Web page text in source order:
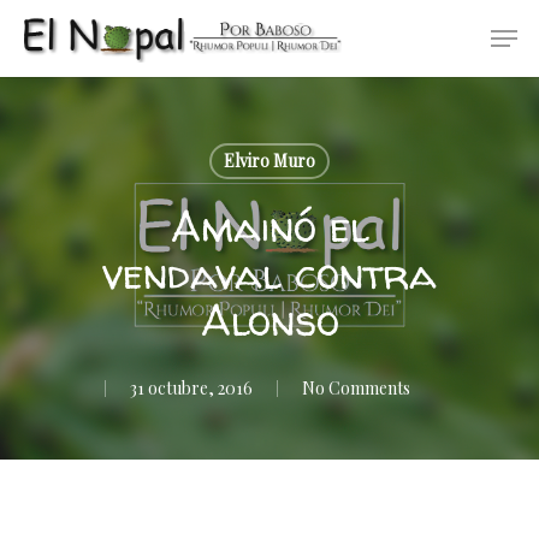
Skip
main
content
Elviro Muro
Amainó el
vendaval contra
Alonso
31 octubre, 2016 No Comments